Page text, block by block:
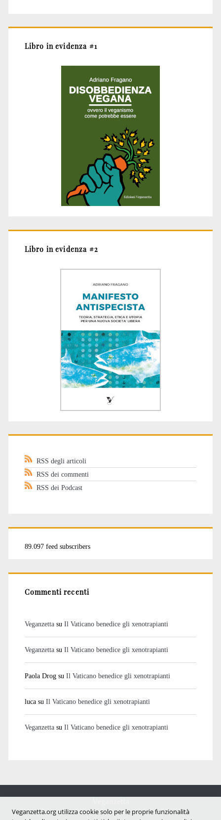
Libro in evidenza #1
Libro in evidenza #2
RSS degli articoli
RSS dei commenti
RSS dei Podcast
89.097 feed subscribers
Commenti recenti
Veganzettasu Il Vaticano benedice gli xenotrapianti
Veganzettasu Il Vaticano benedice gli xenotrapianti
Paola Drogsu Il Vaticano benedice gli xenotrapianti
lucasu Il Vaticano benedice gli xenotrapianti
Veganzettasu Il Vaticano benedice gli xenotrapianti
Notizie dal mondo vegan e antispecista
Veganzetta.org utilizza cookie solo per le proprie funzionalità